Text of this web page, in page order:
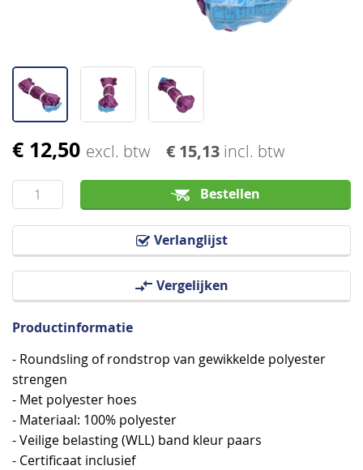
€ 12,50 excl. btw € 15,13 incl. btw
Bestellen
Verlanglijst
Vergelijken
Ga
het
begin
van
Productinformatie
- Roundsling of rondstrop van gewikkelde polyester
strengen
- Met polyester hoes
- Materiaal: 100% polyester
- Veilige belasting (WLL) band kleur paars
- Certificaat inclusief